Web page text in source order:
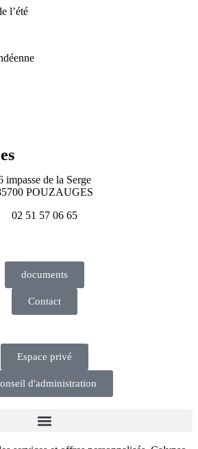
l’été
impasse de la Serge
POUZAUGES
02 51 57 06 65
documents
Contact
Espace privé
d'administration